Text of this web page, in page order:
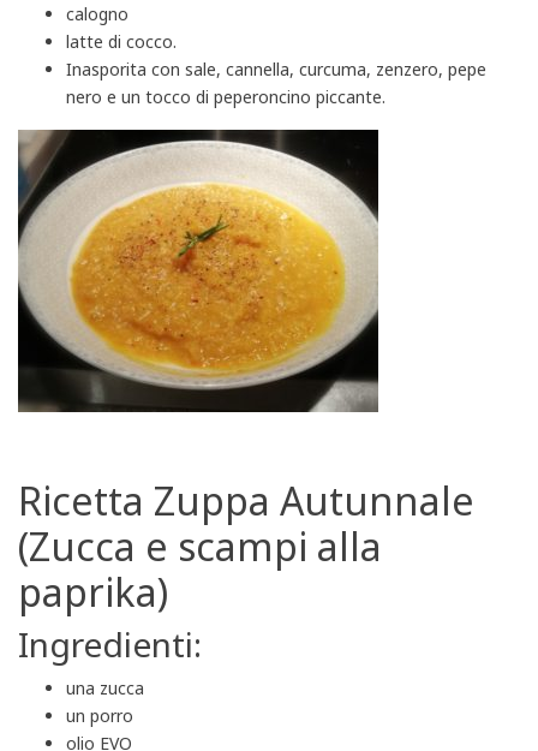
calogno
latte di cocco.
Inasporita con sale, cannella, curcuma, zenzero, pepe
nero e un tocco di peperoncino piccante.
Ricetta Zuppa Autunnale
(Zucca e scampi alla
paprika)
Ingredienti:
una zucca
un porro
olio EVO